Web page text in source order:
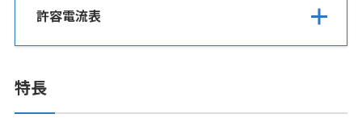
許容電流表
特長